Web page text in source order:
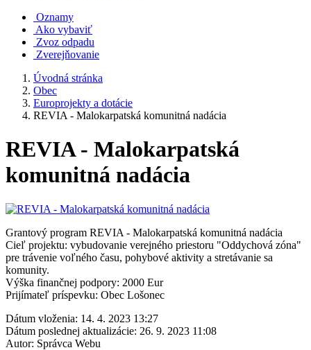
Oznamy
Ako vybaviť
Zvoz odpadu
Zverejňovanie
Úvodná stránka
Obec
Europrojekty a dotácie
REVIA - Malokarpatská komunitná nadácia
REVIA - Malokarpatská
komunitná nadácia
Grantový program REVIA - Malokarpatská komunitná nadácia
Cieľ projektu: vybudovanie verejného priestoru "Oddychová zóna"
pre trávenie voľného času, pohybové aktivity a stretávanie sa
komunity.
Výška finančnej podpory: 2000 Eur
Prijímateľ príspevku: Obec Lošonec
Dátum vloženia: 14. 4. 2023 13:27
Dátum poslednej aktualizácie: 26. 9. 2023 11:08
Autor: Správca Webu